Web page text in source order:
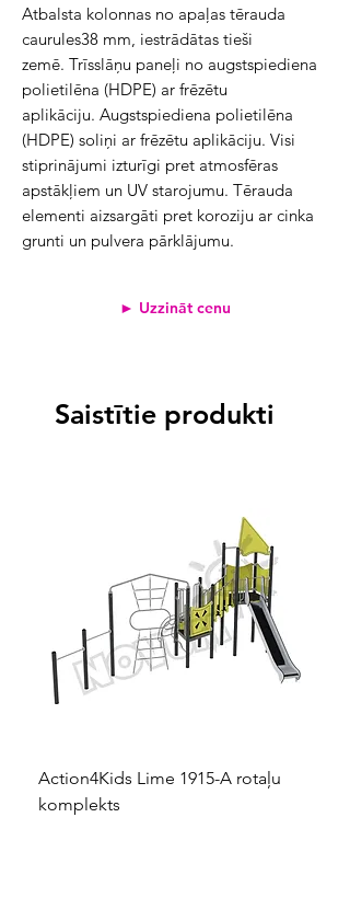
Atbalsta kolonnas no apaļas tērauda
caurules38 mm, iestrādātas tieši
zemē. Trīsslāņu paneļi no augstspiediena
polietilēna (HDPE) ar frēzētu
aplikāciju. Augstspiediena polietilēna
(HDPE) soliņi ar frēzētu aplikāciju. Visi
stiprinājumi izturīgi pret atmosfēras
apstākļiem un UV starojumu. Tērauda
elementi aizsargāti pret koroziju ar cinka
grunti un pulvera pārklājumu.
► Uzzināt cenu
Saistītie produkti
Action4Kids Lime 1915-A rotaļu
komplekts